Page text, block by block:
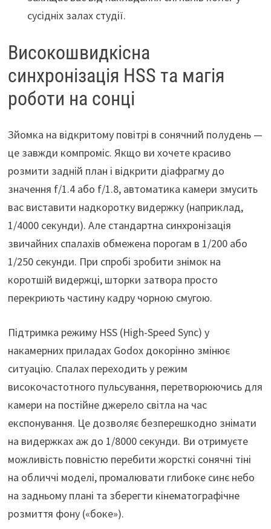
сусідніх залах студії.
Високошвидкісна
синхронізація HSS та магія
роботи на сонці
Зйомка на відкритому повітрі в сонячний полудень —
це завжди компроміс. Якщо ви хочете красиво
розмити задній план і відкрити діафрагму до
значення f/1.4 або f/1.8, автоматика камери змусить
вас виставити надкоротку видержку (наприклад,
1/4000 секунди). Але стандартна синхронізація
звичайних спалахів обмежена порогам в 1/200 або
1/250 секунди. При спробі зробити знімок на
коротшій видержці, шторки затвора просто
перекриють частину кадру чорною смугою.
Підтримка режиму HSS (High-Speed Sync) у
накамерних приладах Godox докорінно змінює
ситуацію. Спалах переходить у режим
високочастотного пульсування, перетворюючись для
камери на постійне джерело світла на час
експонування. Це дозволяє безперешкодно знімати
на видержках аж до 1/8000 секунди. Ви отримуєте
можливість повністю перебити жорсткі сонячні тіні
на обличчі моделі, промалювати глибоке синє небо
на задньому плані та зберегти кінематографічне
розмиття фону («боке»).